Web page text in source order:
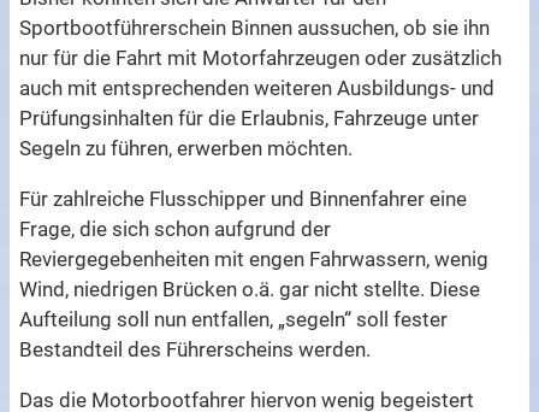
Sportbootführerschein Binnen aussuchen, ob sie ihn
nur für die Fahrt mit Motorfahrzeugen oder zusätzlich
auch mit entsprechenden weiteren Ausbildungs- und
Prüfungsinhalten für die Erlaubnis, Fahrzeuge unter
Segeln zu führen, erwerben möchten.
Für zahlreiche Flusschipper und Binnenfahrer eine
Frage, die sich schon aufgrund der
Reviergegebenheiten mit engen Fahrwassern, wenig
Wind, niedrigen Brücken o.ä. gar nicht stellte. Diese
Aufteilung soll nun entfallen, „segeln“ soll fester
Bestandteil des Führerscheins werden.
Das die Motorbootfahrer hiervon wenig begeistert